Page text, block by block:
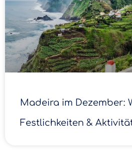
Madeira im Dezember:
Festlichkeiten &